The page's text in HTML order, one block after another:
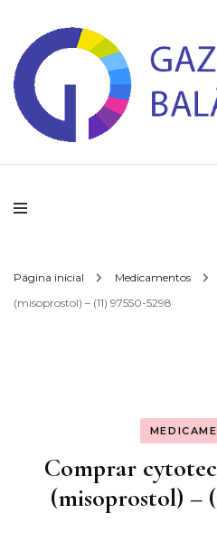
Gazeta do
Página inicial Medicamentos
(misoprostol) – (11) 97550-5298
Comprar
(misoprostol) –